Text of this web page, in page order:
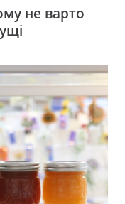
не варто